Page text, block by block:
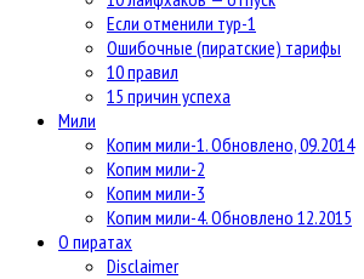
Если отменили тур-1
Ошибочные (пиратские) тарифы
10 правил
15 причин успеха
Мили
Копим мили-1. Обновлено, 09.2014
Копим мили-2
Копим мили-3
Копим мили-4. Обновлено 12.2015
О пиратах
Disclaimer